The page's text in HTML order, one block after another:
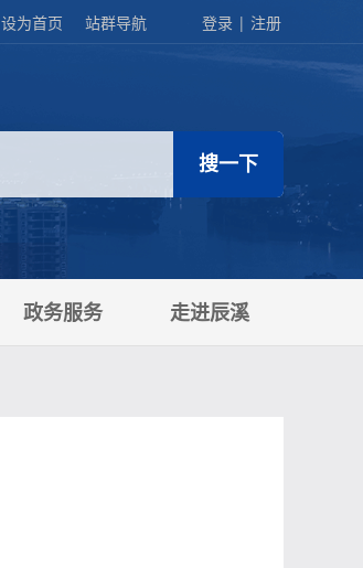
设为首页 站群导航 登录 | 注册
政务服务 走进辰溪